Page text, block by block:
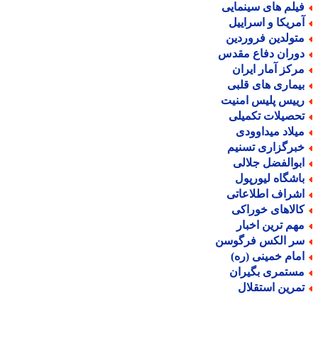
های سینمایی
و اسراییل
فروردین
دفاع مقدس
آمار ایران
های قلبی
پلیس امنیت
تکمیلی
میداوودی
تسنیم
جلالی
لیورپول
اطلاعاتی
خوراکی
ترین اخبار
الکس فرگوسن
خمینی (ره)
بگیران
استقلال